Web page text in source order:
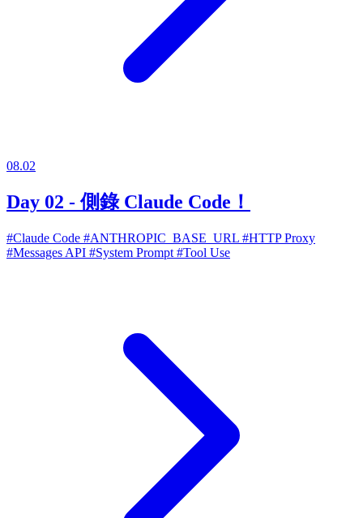
08.02
Day 02 - 側錄 Claude Code！
#Claude Code #ANTHROPIC_BASE_URL #HTTP Proxy
#Messages API #System Prompt #Tool Use